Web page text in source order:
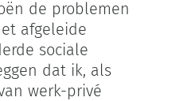
de problemen
afgeleide
sociale
dat ik, als
werk-privé